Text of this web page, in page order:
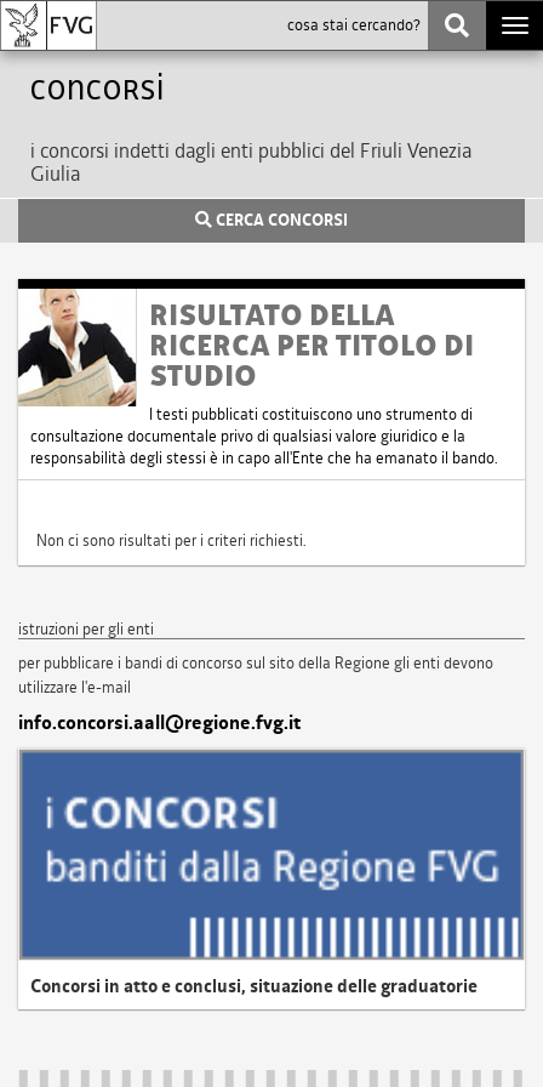
Concorsi
i concorsi indetti dagli enti pubblici del Friuli Venezia
Giulia
CERCA CONCORSI
RISULTATO DELLA
RICERCA PER TITOLO DI
STUDIO
I testi pubblicati costituiscono uno strumento di
consultazione documentale privo di qualsiasi valore giuridico e la
responsabilità degli stessi è in capo all'Ente che ha emanato il bando.
Non ci sono risultati per i criteri richiesti.
istruzioni per gli enti
per pubblicare i bandi di concorso sul sito della Regione gli enti devono
utilizzare l'e-mail
info.concorsi.aall@regione.fvg.it
Concorsi in atto e conclusi, situazione delle graduatorie